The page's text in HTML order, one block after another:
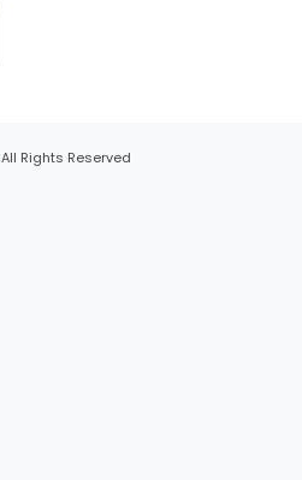
All Rights Reserved